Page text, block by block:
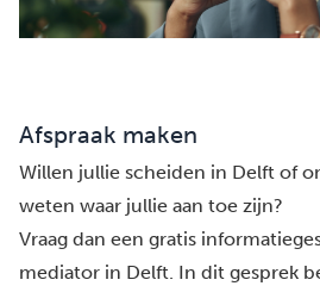
Afspraak maken
Willen jullie scheiden in Delft of
weten waar jullie aan toe zijn?
Vraag dan een gratis
mediator in Delft. In dit gesprek